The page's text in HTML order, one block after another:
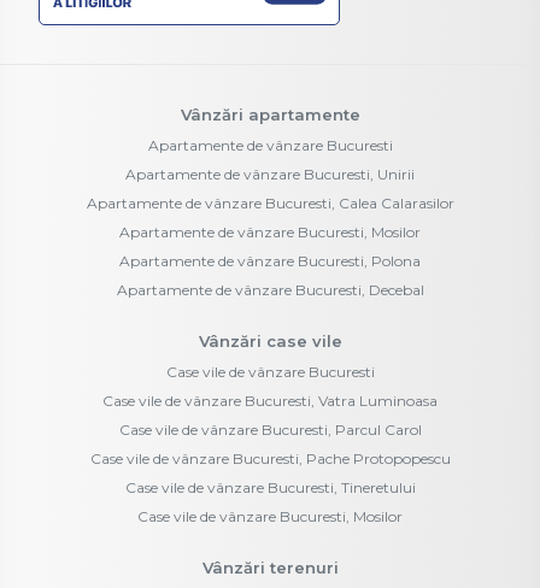
Vânzări apartamente
Apartamente de vânzare Bucuresti
Apartamente de vânzare Bucuresti, Unirii
Apartamente de vânzare Bucuresti, Calea Calarasilor
Apartamente de vânzare Bucuresti, Mosilor
Apartamente de vânzare Bucuresti, Polona
Apartamente de vânzare Bucuresti, Decebal
Vânzări case vile
Case vile de vânzare Bucuresti
Case vile de vânzare Bucuresti, Vatra Luminoasa
Case vile de vânzare Bucuresti, Parcul Carol
Case vile de vânzare Bucuresti, Pache Protopopescu
Case vile de vânzare Bucuresti, Tineretului
Case vile de vânzare Bucuresti, Mosilor
Vânzări terenuri